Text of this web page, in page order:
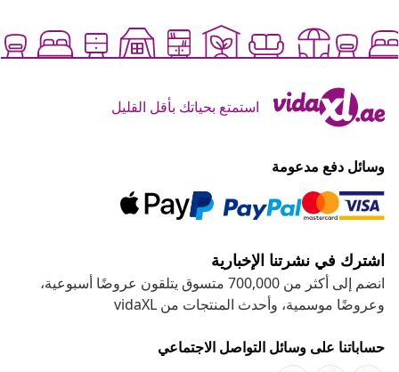
استمتع بحياتك بأقل القليل
وسائل دفع مدعومة
اشترك في نشرتنا الإخبارية
انضم إلى أكثر من 700,000 متسوق يتلقون عروضًا أسبوعية،
وعروضًا موسمية، وأحدث المنتجات من vidaXL
حساباتنا على وسائل التواصل الاجتماعي